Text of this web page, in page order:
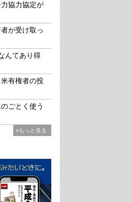
協力協定が
が受け取っ
んてあり得
有権者の投
ごとく使う
»もっと見る